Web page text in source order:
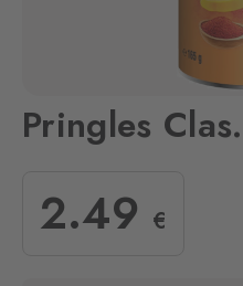
Pringles
2.49 €